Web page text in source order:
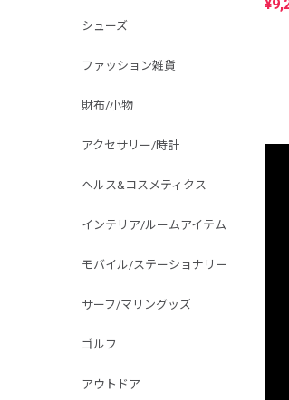
シューズ
ファッション雑貨
財布/小物
アクセサリー/時計
ヘルス&コスメティクス
インテリア/ルームアイテム
モバイル/ステーショナリー
サーフ/マリングッズ
ゴルフ
アウトドア